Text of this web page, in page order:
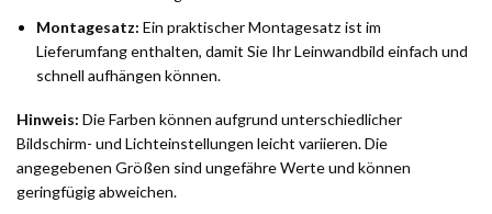
Montagesatz: Ein praktischer Montagesatz ist im
Lieferumfang enthalten, damit Sie Ihr Leinwandbild einfach und
schnell aufhängen können.
Hinweis: Die Farben können aufgrund unterschiedlicher
Bildschirm- und Lichteinstellungen leicht variieren. Die
angegebenen Größen sind ungefähre Werte und können
geringfügig abweichen.